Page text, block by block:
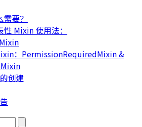
要？
Mixin 使用法：
：PermissionRequiredMixin &
创建